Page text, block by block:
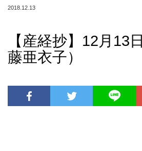
2018.12.13
【産経抄】12月13
藤亜衣子）